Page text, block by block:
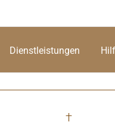
Dienstleistungen
†